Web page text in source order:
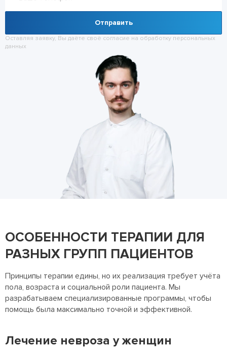
Отправить
Оставляя заявку, Вы даёте своё согласие на обработку персональных
данных
ОСОБЕННОСТИ ТЕРАПИИ ДЛЯ
РАЗНЫХ ГРУПП ПАЦИЕНТОВ
Принципы терапии едины, но их реализация требует учёта
пола, возраста и социальной роли пациента. Мы
разрабатываем специализированные программы, чтобы
помощь была максимально точной и эффективной.
Лечение невроза у женщин